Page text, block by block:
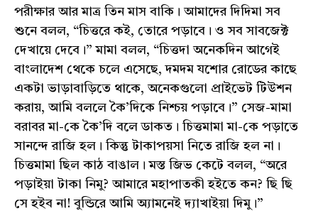
পরীক্ষার আর মাত্র তিন মাস বাকি। আমাদের দিদিমা সব
শুনে বলল, “চিত্তরে কই, তোরে পড়াবে। ও সব সাবজেক্ট
দেখায়ে দেবে।” মামা বলল, “চিত্তদা অনেকদিন আগেই
বাংলাদেশ থেকে চলে এসেছে, দমদম যশোর রোডের কাছে
একটা ভাড়াবাড়িতে থাকে, অনেকগুলো প্রাইভেট টিউশন
করায়, আমি বললে কৈ’দিকে নিশ্চয় পড়াবে।” সেজ-মামা
বরাবর মা-কে কৈ’দি বলে ডাকত। চিত্তমামা মা-কে পড়াতে
সানন্দে রাজি হল। কিন্তু টাকাপয়সা নিতে রাজি হল না।
চিত্তমামা ছিল কাঠ বাঙাল। মস্ত জিভ কেটে বলল, “অরে
পড়াইয়া টাকা নিমু? আমারে মহাপাতকী হইতে কন? ছি ছি
সে হইব না! বুন্ডিরে আমি অ্যামনেই দ্যাখাইয়া দিমু।”